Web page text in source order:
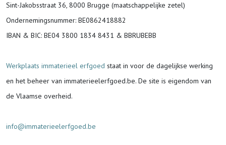
Sint-Jakobsstraat 36, 8000 Brugge (maatschappelijke zetel)
Ondernemingsnummer: BE0862418882
IBAN & BIC: BE04 3800 1834 8431 & BBRUBEBB
Werkplaats immaterieel erfgoed staat in voor de dagelijkse werking
en het beheer van immaterieelerfgoed.be. De site is eigendom van
de Vlaamse overheid.
info@immaterieelerfgoed.be